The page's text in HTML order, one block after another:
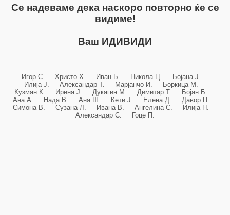
Се надеваме дека наскоро повторно ќе се
видиме!
Ваш ИДИВИДИ
Игор С. Христо Х. Иван Б. Никола Ц. Бојана Ј.
Илија Ј. Александар Т. Марјанчо И. Боркица М.
Кузман К. Ирена Ј. Дукагин М. Димитар Т. Бојан Б.
Ана А. Нада В. Ана Ш. Кети Ј. Елена Д. Давор П.
Симона В. Сузана Л. Ивана В. Ангелина С. Илија Н.
Александар С. Гоце П.